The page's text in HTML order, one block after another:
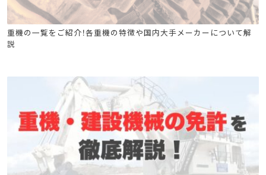
フォークリフト運転業務従事者安全衛生教育
不整地運搬車の運転の業務に係る特別教育
ショベルローダー等の運転の業務に係る特別教育
ゴンドラ取扱い業務特別教育 巻上げ機の運転の業務に係る特別教育
移動式クレーンの運転特別教育 移動式クレーン運転士安全衛生教育
フォークリフト 高所作業車 クレーン ローラー特別教育
小型車両特別教育
重機の一覧をご紹介！各重機の特徴や国内大手メーカーについて解
説